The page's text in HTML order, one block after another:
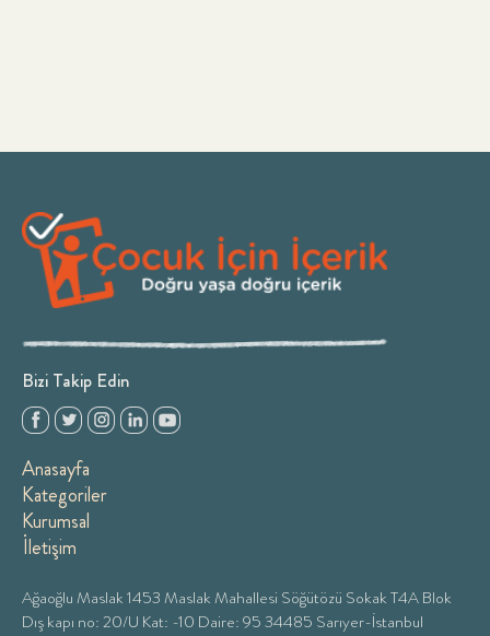
Bizi Takip Edin
Anasayfa
Kategoriler
Kurumsal
İletişim
Ağaoğlu Maslak 1453 Maslak Mahallesi Söğütözü Sokak T4A Blok
Dış kapı no: 20/U Kat: -10 Daire: 95 34485 Sarıyer-İstanbul